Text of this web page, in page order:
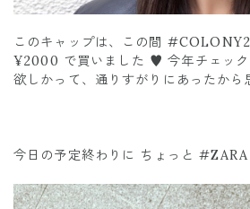
このキャップは、この間
¥2000 で買いました ♥️ 今年チェック
欲しかって、通りすがりにあったから
今日の予定終わりに ちょっと